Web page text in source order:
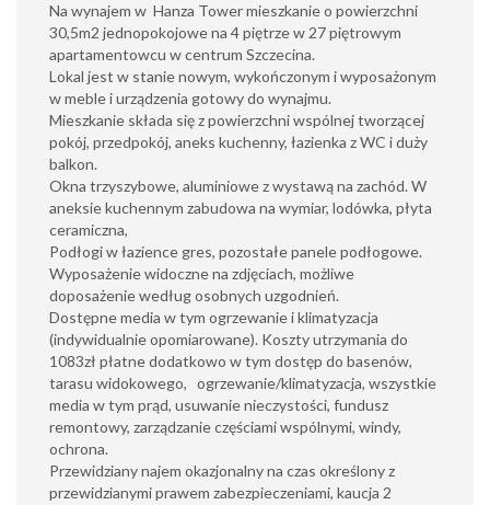
Na wynajem w Hanza Tower mieszkanie o powierzchni
30,5m2 jednopokojowe na 4 piętrze w 27 piętrowym
apartamentowcu w centrum Szczecina.
Lokal jest w stanie nowym, wykończonym i wyposażonym
w meble i urządzenia gotowy do wynajmu.
Mieszkanie składa się z powierzchni wspólnej tworzącej
pokój, przedpokój, aneks kuchenny, łazienka z WC i duży
balkon.
Okna trzyszybowe, aluminiowe z wystawą na zachód. W
aneksie kuchennym zabudowa na wymiar, lodówka, płyta
ceramiczna,
Podłogi w łazience gres, pozostałe panele podłogowe.
Wyposażenie widoczne na zdjęciach, możliwe
doposażenie według osobnych uzgodnień.
Dostępne media w tym ogrzewanie i klimatyzacja
(indywidualnie opomiarowane). Koszty utrzymania do
1083zł płatne dodatkowo w tym dostęp do basenów,
tarasu widokowego, ogrzewanie/klimatyzacja, wszystkie
media w tym prąd, usuwanie nieczystości, fundusz
remontowy, zarządzanie częściami wspólnymi, windy,
ochrona.
Przewidziany najem okazjonalny na czas określony z
przewidzianymi prawem zabezpieczeniami, kaucja 2